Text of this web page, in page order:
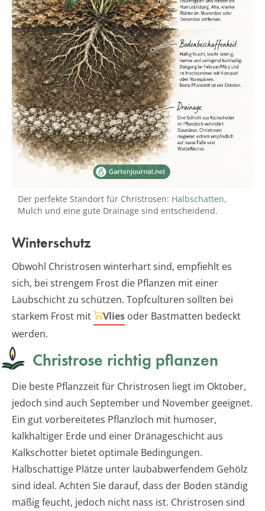
Der perfekte Standort für Christrosen: Halbschatten,
Mulch und eine gute Drainage sind entscheidend.
Winterschutz
Obwohl Christrosen winterhart sind, empfiehlt es
sich, bei strengem Frost die Pflanzen mit einer
Laubschicht zu schützen. Topfculturen sollten bei
starkem Frost mit
Vlies oder Bastmatten bedeckt
werden.
Christrose richtig pflanzen
Die beste Pflanzzeit für Christrosen liegt im Oktober,
jedoch sind auch September und November geeignet.
Ein gut vorbereitetes Pflanzloch mit humoser,
kalkhaltiger Erde und einer Dränageschicht aus
Kalkschotter bietet optimale Bedingungen.
Halbschattige Plätze unter laubabwerfendem Gehölz
sind ideal. Achten Sie darauf, dass der Boden ständig
mäßig feucht, jedoch nicht nass ist. Christrosen sind